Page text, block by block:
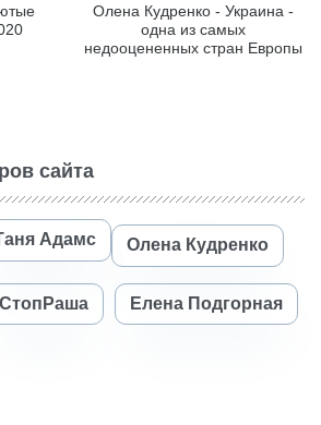
Олена Кудренко - Украина -
одна из самых
недооцененных стран Европы
сайта
Адамс Олена Кудренко
СтопРаша Елена Подгорная